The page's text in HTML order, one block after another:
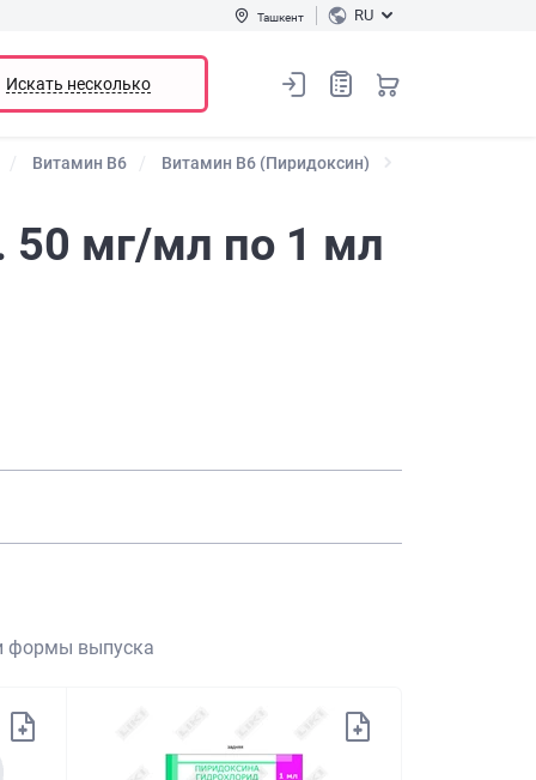
Ташкент RU
Искать несколько
Витамин В6 Витамин B6 (Пиридоксин)
50 мг/мл по 1 мл
формы выпуска